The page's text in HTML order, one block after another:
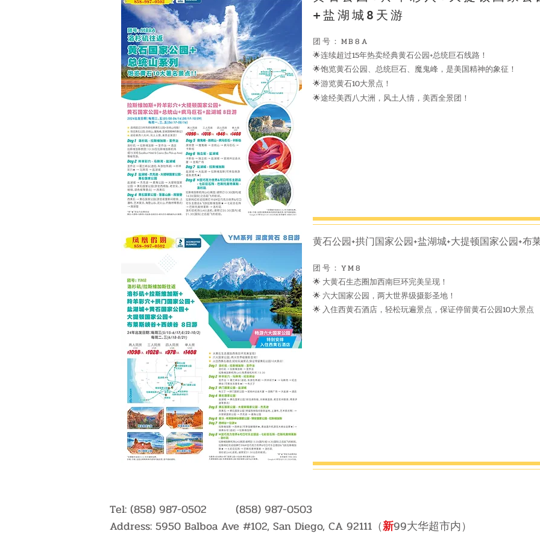
+盐湖城8天游
团号：MB8A
🌟连续超过15年热卖经典黄石公园+总统巨石线路！
🌟饱览黄石公园、总统巨石、魔鬼峰，是美国精神的象征！
🌟游览黄石10大景点！
🌟途经美西八大洲，风土人情，美西全景团！
黄石公园+拱门国家公园+盐湖城+大提顿国家公园+布
团号：YM8
🌟 大黄石生态圈加西南巨环完美呈现！
🌟六大国家公园，两大世界级摄影圣地！
🌟入住西黄石酒店，轻松玩遍景点，保证停留黄石公园10大景点
Tel: (858) 987-0502 (858) 987-0503
Address: 5950 Balboa Ave #102, San Diego, CA 92111（新99大华超市内）